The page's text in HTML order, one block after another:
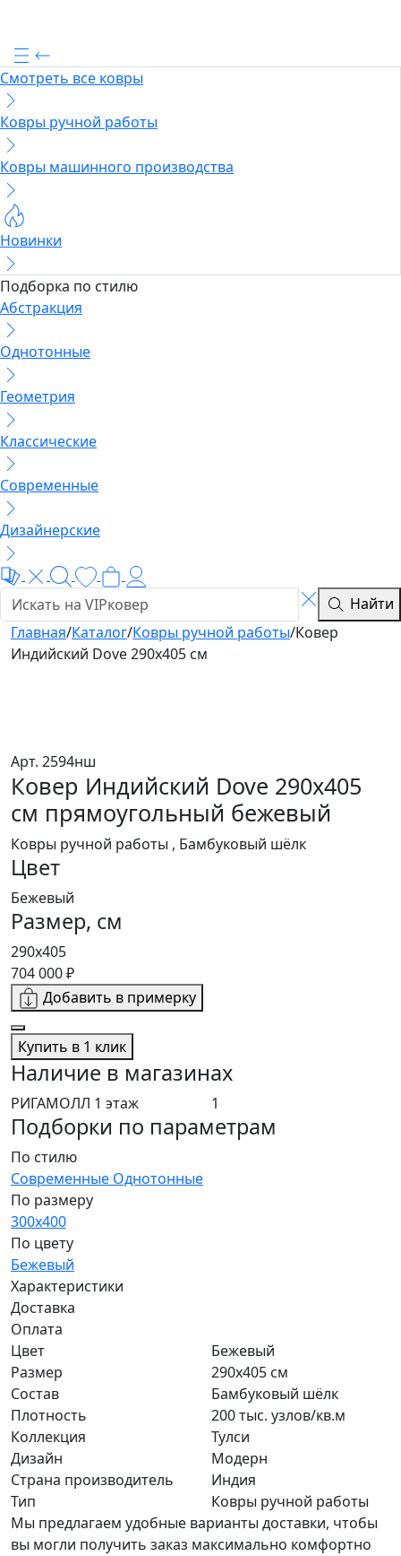
Смотреть все ковры
Ковры ручной работы
Ковры машинного производства
Новинки
Подборка по стилю
Абстракция
Однотонные
Геометрия
Классические
Современные
Дизайнерские
Найти
Главная/Каталог/Ковры ручной работы/Ковер
Индийский Dove 290x405 см
Арт. 2594нш
Ковер Индийский Dove 290x405
см прямоугольный бежевый
Ковры ручной работы , Бамбуковый шёлк
Цвет
Бежевый
Размер, см
290x405
704 000 ₽
Добавить в примерку
Купить в 1 клик
Наличие в магазинах
РИГАМОЛЛ 1 этаж 1
Подборки по параметрам
По стилю
Современные Однотонные
По размеру
300x400
По цвету
Бежевый
Характеристики
Доставка
Оплата
Цвет
Бежевый
Размер
290x405 см
Состав
Бамбуковый шёлк
Плотность
200 тыс. узлов/кв.м
Коллекция
Тулси
Дизайн
Модерн
Страна производитель
Индия
Тип
Ковры ручной работы
Мы предлагаем удобные варианты доставки, чтобы
вы могли получить заказ максимально комфортно